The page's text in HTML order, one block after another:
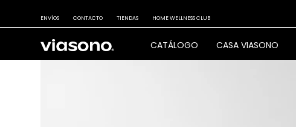
CATÁLOGO CASA VIASONO
ENVÍOS CONTACTO TIENDAS HOME WELLNESS CLUB